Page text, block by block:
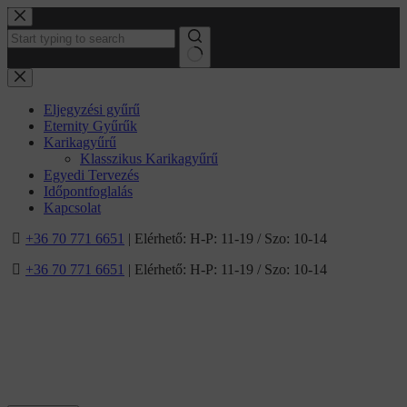
Ugrás
a
tartalomhoz
No
results
Eljegyzési gyűrű
Eternity Gyűrűk
Karikagyűrű
Klasszikus Karikagyűrű
Egyedi Tervezés
Időpontfoglalás
Kapcsolat
+36 70 771 6651 | Elérhető: H-P: 11-19 / Szo: 10-14
+36 70 771 6651 | Elérhető: H-P: 11-19 / Szo: 10-14